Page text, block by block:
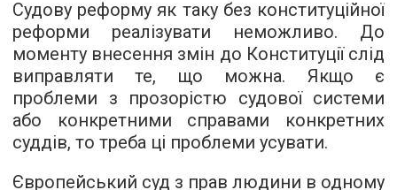
Судову реформу як таку без конституційної
реформи реалізувати неможливо. До
моменту внесення змін до Конституції слід
виправляти те, що можна. Якщо є
проблеми з прозорістю судової системи
або конкретними справами конкретних
суддів, то треба ці проблеми усувати.
Європейський суд з прав людини в одному